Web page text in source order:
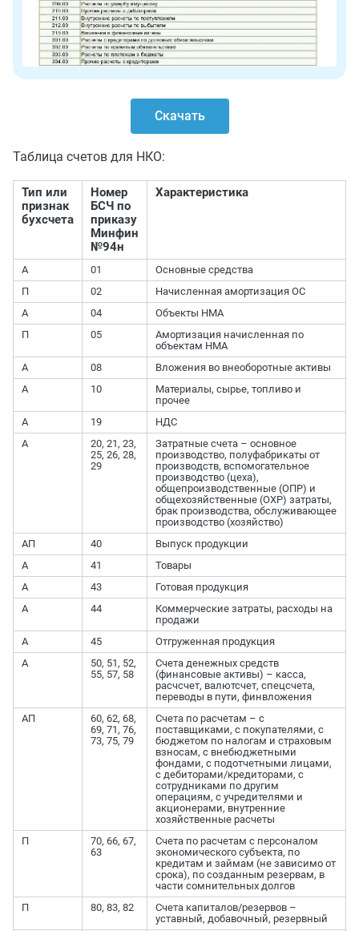
Скачать
Таблица счетов для НКО:
Тип или
признак
бухсчета
Номер
БСЧ по
приказу
Минфин
№94н
Характеристика
А 01
Основные средства
П
02
Начисленная амортизация ОС
А
04
Объекты НМА
П
05
Амортизация начисленная по
объектам НМА
А
08
Вложения во внеоборотные активы
А
10
Материалы, сырье, топливо и
прочее
А
19
НДС
А
20, 21, 23,
25, 26, 28,
29
Затратные счета – основное
производство, полуфабрикаты от
производств, вспомогательное
производство (цеха),
общепроизводственные (ОПР) и
общехозяйственные (ОХР) затраты,
брак производства, обслуживающее
производство (хозяйство)
АП
40
Выпуск продукции
А
41
Товары
А
43
Готовая продукция
А
44
Коммерческие затраты, расходы на
продажи
А
45
Отгруженная продукция
А
50, 51, 52,
55, 57, 58
Счета денежных средств
(финансовые активы) – касса,
расчсчет, валютсчет, спецсчета,
переводы в пути, финвложения
АП
60, 62, 68,
69, 71, 76,
73, 75, 79
Счета по расчетам – с
поставщиками, с покупателями, с
бюджетом по налогам и страховым
взносам, с внебюджетными
фондами, с подотчетными лицами,
с дебиторами/кредиторами, с
сотрудниками по другим
операциям, с учредителями и
акционерами, внутренние
хозяйственные расчеты
П
70, 66, 67,
63
Счета по расчетам с персоналом
экономического субъекта, по
кредитам и займам (не зависимо от
срока), по созданным резервам, в
части сомнительных долгов
П
80, 83, 82
Счета капиталов/резервов –
уставный, добавочный, резервный